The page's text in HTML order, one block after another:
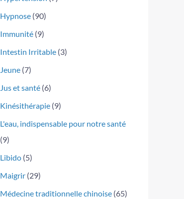
Hypnose (90)
Immunité (9)
Intestin Irritable (3)
Jeune (7)
Jus et santé (6)
Kinésithérapie (9)
L'eau, indispensable pour notre santé
(9)
Libido (5)
Maigrir (29)
Médecine traditionnelle chinoise (65)